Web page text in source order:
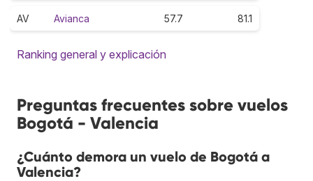
AV Avianca 57.7 81.1
Ranking general y explicación
Preguntas frecuentes sobre vuelos
Bogotá - Valencia
¿Cuánto demora un vuelo de Bogotá a
Valencia?